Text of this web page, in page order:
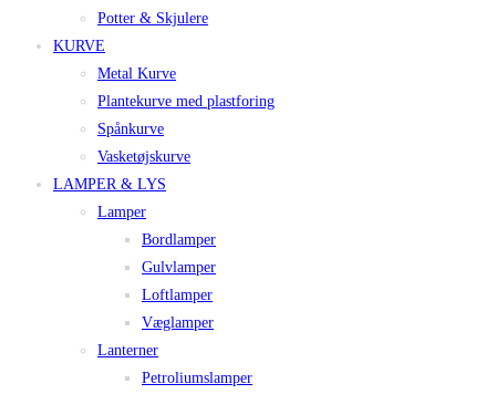
Potter & Skjulere
KURVE
Metal Kurve
Plantekurve med plastforing
Spånkurve
Vasketøjskurve
LAMPER & LYS
Lamper
Bordlamper
Gulvlamper
Loftlamper
Væglamper
Lanterner
Petroliumslamper